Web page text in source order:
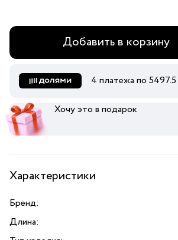
Добавить в корзину
4 платежа по 5497.5
Хочу это в подарок
Характеристики
Бренд:
Длина: